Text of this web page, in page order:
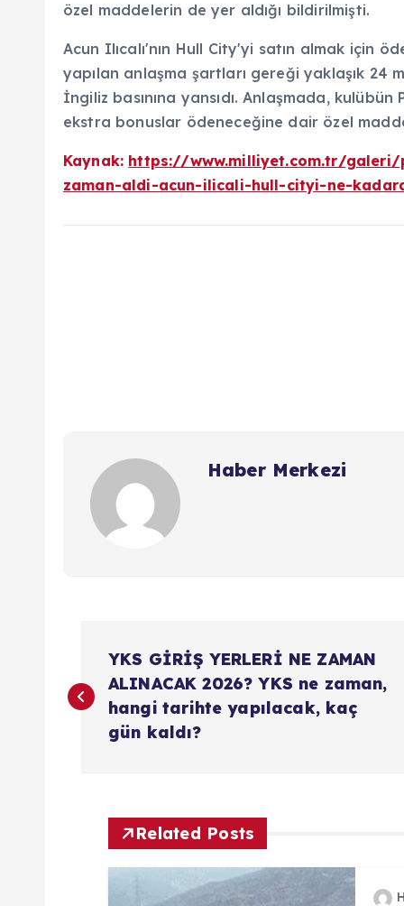
özel maddelerin de yer aldığı bildirilmişti.
Acun Ilıcalı'nın Hull City'yi satın almak için
yapılan anlaşma şartları gereği yaklaşık 24
İngiliz basınına yansıdı. Anlaşmada,
ekstra bonuslar ödeneceğine dair özel
Kaynak: https://www.milliyet.com.tr/
zaman-aldi-acun-ilicali-hull-cityi-ne-
Haber Merkezi
a
YKS GİRİŞ YERLERİ NE ZAMAN
ALINACAK 2026? YKS ne zaman,
hangi tarihte yapılacak, kaç
gün kaldı?
Related Posts